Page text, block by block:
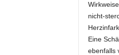
nicht-
Eine
ebenfalls